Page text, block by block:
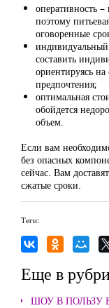
оперативность
поэтому
оговоренные
индивидуальный
составить
ориентируясь
предпочтения;
оптимальная
обойдется
объем.
Если вам
без опасных
сейчас. Вам
сжатые сроки.
Теги:
Еще в
ШОУ В ПОЛЬЗУ